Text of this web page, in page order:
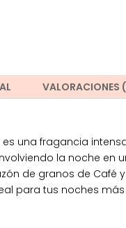
VALORACIONES
es una fragancia
la noche en
de granos de
para tus noches